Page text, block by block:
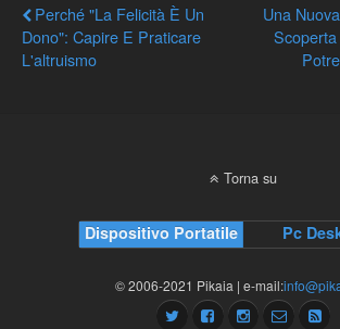
Perché "La Felicità È Un
Dono": Capire E Praticare
L'altruismo
Una
Scoperta
Torna su
Dispositivo Portatile Pc
© 2006-2021 Pikaia | e-mail: